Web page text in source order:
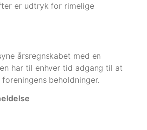
er udtryk for rimelige
årsregnskabet med en
har til enhver tid adgang til at
beholdninger.